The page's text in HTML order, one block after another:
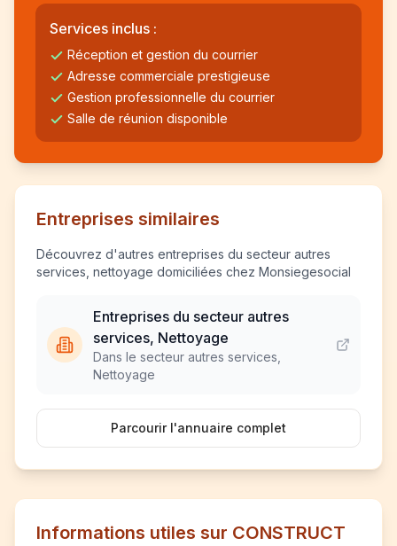
Services inclus :
Réception et gestion du courrier
Adresse commerciale prestigieuse
Gestion professionnelle du courrier
Salle de réunion disponible
Entreprises similaires
Découvrez d'autres entreprises du secteur autres
services, nettoyage domiciliées chez Monsiegesocial
Entreprises du secteur autres
services, Nettoyage
Dans le secteur autres services,
Nettoyage
Parcourir l'annuaire complet
Informations utiles sur CONSTRUCT